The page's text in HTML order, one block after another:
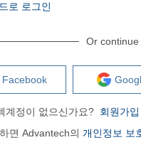
로 로그인
Or continue
Facebook
계정이 없으신가요? 회원가입
면 Advantech의 개인정보 보